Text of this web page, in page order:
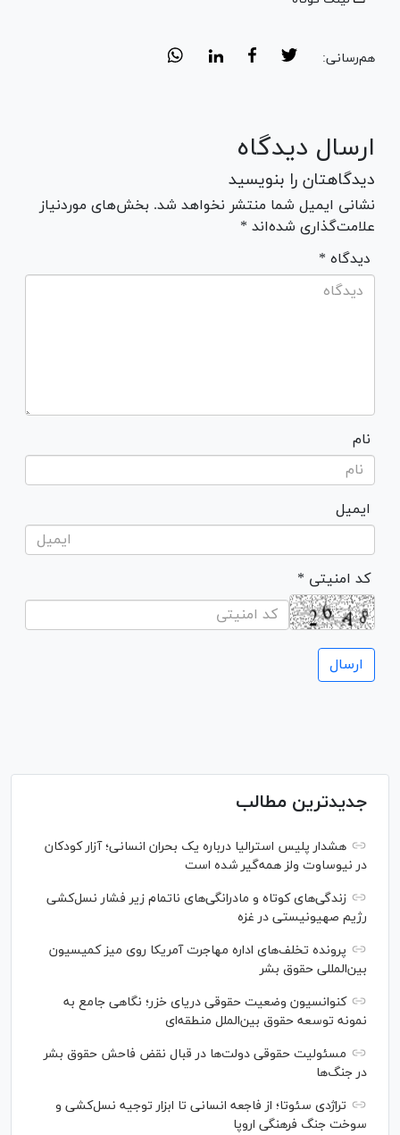
هم‌رسانی:
ارسال دیدگاه
دیدگاهتان را بنویسید
نشانی ایمیل شما منتشر نخواهد شد. بخش‌های موردنیاز
علامت‌گذاری شده‌اند *
* دیدگاه
نام
ایمیل
* کد امنیتی
جدیدترین مطالب
هشدار پلیس استرالیا درباره یک بحران انسانی؛ آزار کودکان
در نیوساوت ولز همه‌گیر شده است
زندگی‌های کوتاه و مادرانگی‌های ناتمام زیر فشار نسل‌کشی
رژیم صهیونیستی در غزه
پرونده تخلف‌های اداره مهاجرت آمریکا روی میز کمیسیون
بین‌المللی حقوق بشر
کنوانسیون وضعیت حقوقی دریای خزر؛ نگاهی جامع به
نمونه توسعه حقوق بین‌الملل منطقه‌ای
مسئولیت حقوقی دولت‌ها در قبال نقض‌ فاحش حقوق بشر
در جنگ‌ها
تراژدی سئوتا؛ از فاجعه انسانی تا ابزار توجیه نسل‌کشی و
سوخت جنگ فرهنگی اروپا